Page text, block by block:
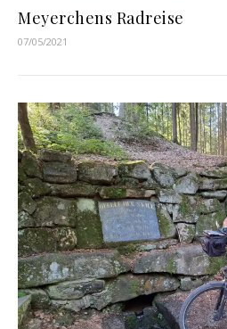
Meyerchens Radreise
07/05/2021